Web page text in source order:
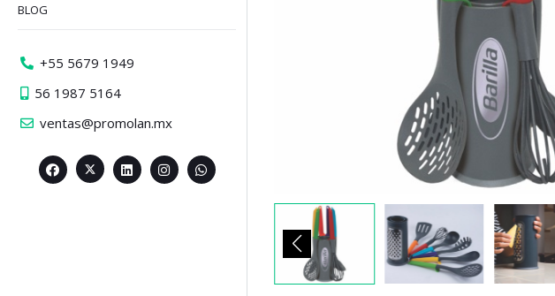
BLOG
+55 5679 1949
56 1987 5164
ventas@promolan.mx